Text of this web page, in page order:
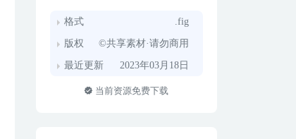
格式 .fig
版权 ©共享素材·请勿商用
最近更新 2023年03月18日
当前资源免费下载